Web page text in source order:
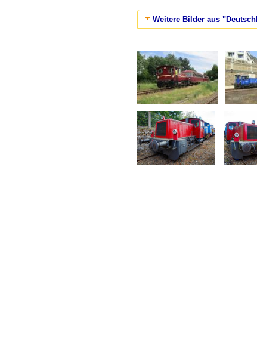
Weitere Bilder aus